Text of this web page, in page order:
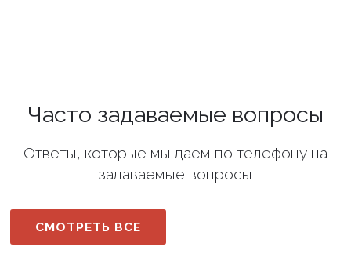
Часто задаваемые вопросы
Ответы, которые мы даем по телефону на
задаваемые вопросы
СМОТРЕТЬ ВСЕ